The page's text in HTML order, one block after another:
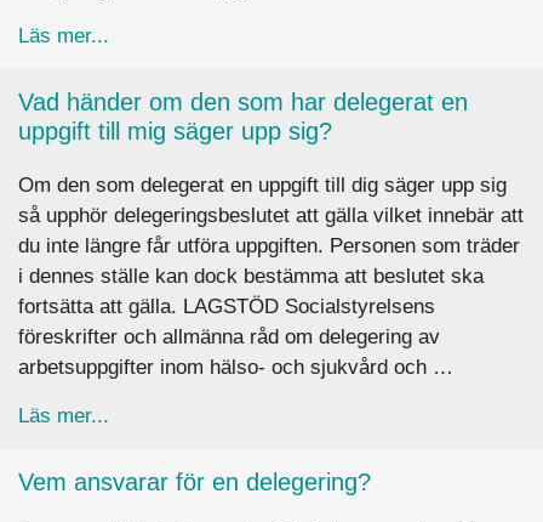
Läs mer...
Vad händer om den som har delegerat en
uppgift till mig säger upp sig?
Om den som delegerat en uppgift till dig säger upp sig
så upphör delegeringsbeslutet att gälla vilket innebär att
du inte längre får utföra uppgiften. Personen som träder
i dennes ställe kan dock bestämma att beslutet ska
fortsätta att gälla. LAGSTÖD Socialstyrelsens
föreskrifter och allmänna råd om delegering av
arbetsuppgifter inom hälso- och sjukvård och …
Läs mer...
Vem ansvarar för en delegering?